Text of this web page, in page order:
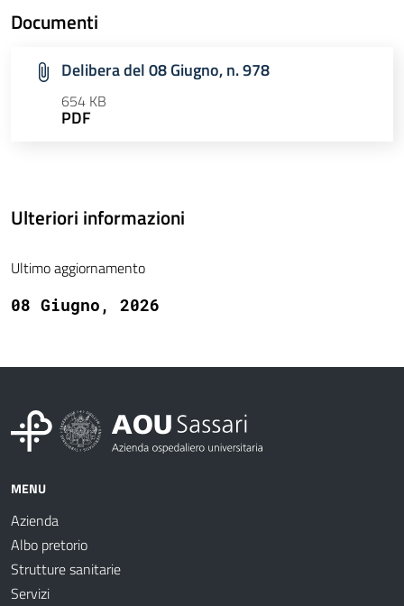
Documenti
Delibera del 08 Giugno, n. 978
654 KB
PDF
Ulteriori informazioni
Ultimo aggiornamento
08 Giugno, 2026
MENU
Azienda
Albo pretorio
Strutture sanitarie
Servizi